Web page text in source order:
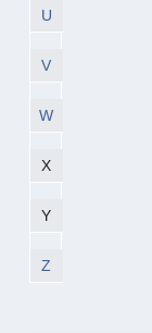
U
V
W
X
Y
Z